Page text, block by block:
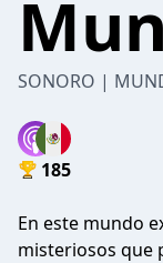
SONORO |
185
En este mundo
misteriosos que